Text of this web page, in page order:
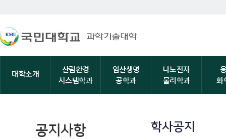
대학소개
산림환경
시스템학과
임산생명
공학과
나노전자
물리학과
화
공지사항 학사공지